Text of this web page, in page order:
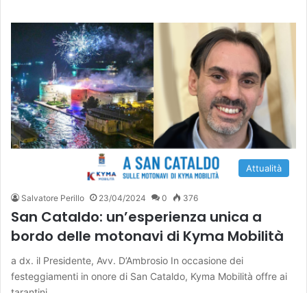
Attualità
Salvatore Perillo 23/04/2024 0 376
San Cataldo: un’esperienza unica a
bordo delle motonavi di Kyma Mobilità
a dx. il Presidente, Avv. D’Ambrosio In occasione dei
festeggiamenti in onore di San Cataldo, Kyma Mobilità offre ai